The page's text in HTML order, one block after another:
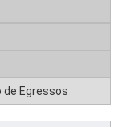
de Egressos